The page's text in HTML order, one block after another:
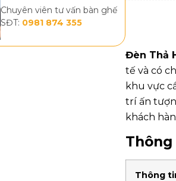
Chuyên viên tư vấn bàn ghế
SĐT: 0981 874 355
Đèn Thả
tế và có
khu vực
trí ấn
khách
Thông